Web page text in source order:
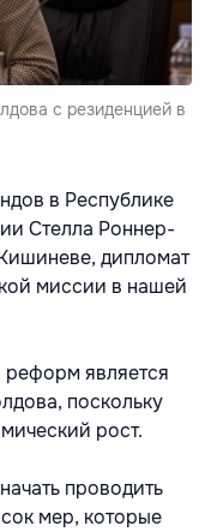
с резиденцией в
в Республике
Стелла Роннер-
дипломат
миссии в нашей
реформ является
поскольку
рост.
проводить
мер, которые